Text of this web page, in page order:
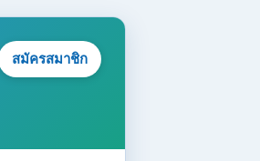
สมัครสมาชิก